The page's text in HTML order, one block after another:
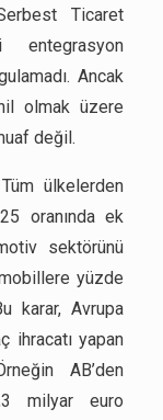
Ticaret
entegrasyon
Ancak
olmak üzere
değil.
Tüm ülkelerden
oranında ek
sektörünü
yüzde
karar, Avrupa
ihracatı yapan
AB’den
milyar euro